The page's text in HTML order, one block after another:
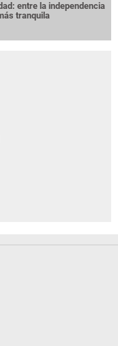
entre la independencia
tranquila